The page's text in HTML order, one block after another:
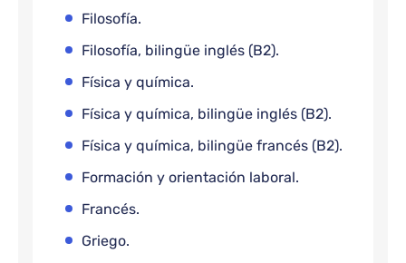
Filosofía.
Filosofía, bilingüe inglés (B2).
Física y química.
Física y química, bilingüe inglés (B2).
Física y química, bilingüe francés (B2).
Formación y orientación laboral.
Francés.
Griego.